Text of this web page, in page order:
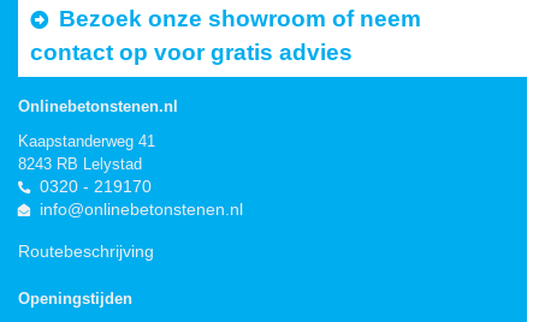
Bezoek onze showroom of neem
contact op voor gratis advies
Onlinebetonstenen.nl
Kaapstanderweg 41
8243 RB Lelystad
0320 - 219170
info@onlinebetonstenen.nl
Routebeschrijving
Openingstijden